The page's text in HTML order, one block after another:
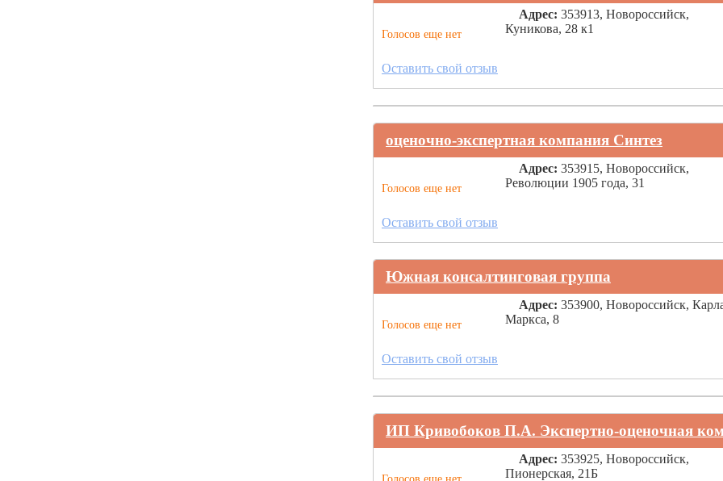
Голосов еще нет
Адрес: 353913, Новороссийск,
Куникова, 28 к1
Оставить свой отзыв
оценочно-экспертная компания Синтез
Голосов еще нет
Адрес: 353915, Новороссийск,
Революции 1905 года, 31
Оставить свой отзыв
Южная консалтинговая группа
Голосов еще нет
Адрес: 353900, Новороссийск,
Маркса, 8
Оставить свой отзыв
ИП Кривобоков П.А. Экспертно-оценочная
Адрес: 353925, Новороссийск,
Пионерская, 21Б